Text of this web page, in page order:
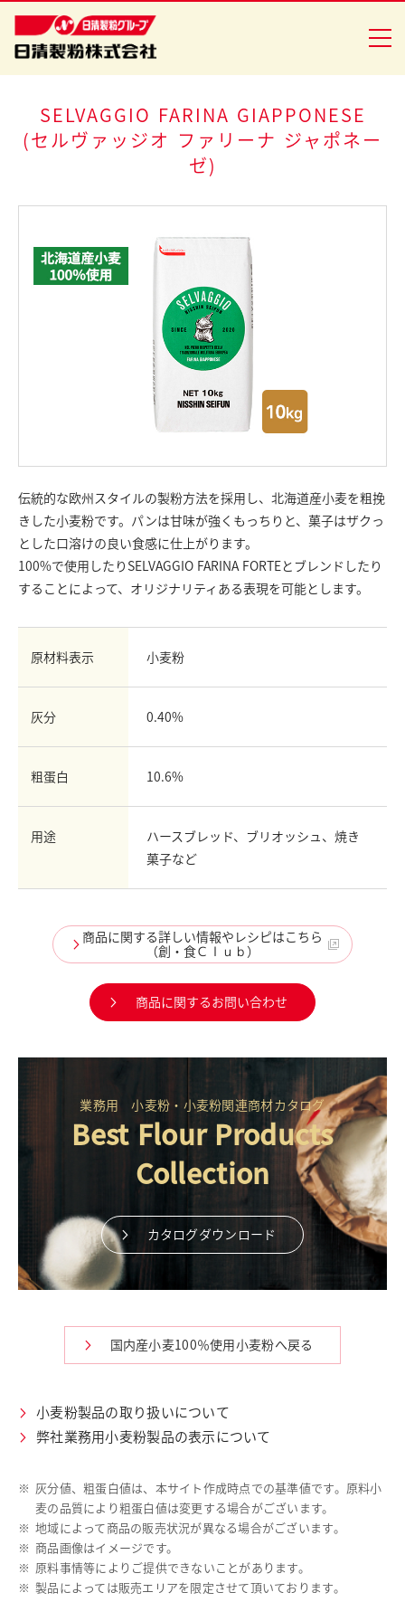
商品情報
安全・安心への取り組み
SELVAGGIO FARINA GIAPPONESE
(セルヴァッジオ ファリーナ ジャポネー
ゼ)
伝統的な欧州スタイルの製粉方法を採用し、北海道産小麦を粗挽
きした小麦粉です。パンは甘味が強くもっちりと、菓子はザクっ
とした口溶けの良い食感に仕上がります。
100%で使用したりSELVAGGIO FARINA FORTEとブレンドしたり
することによって、オリジナリティある表現を可能とします。
原材料表示 小麦粉
灰分 0.40%
粗蛋白 10.6%
用途
ハースブレッド、ブリオッシュ、焼き
菓子など
商品に関する詳しい情報やレシピはこちら
（創・食Ｃｌｕｂ）
商品に関するお問い合わせ
業務用 小麦粉・小麦粉関連商材カタログ
Best Flour Products
Collection
カタログダウンロード
国内産小麦100％使用小麦粉へ戻る
小麦粉製品の取り扱いについて
弊社業務用小麦粉製品の表示について
※ 灰分値、粗蛋白値は、本サイト作成時点での基準値です。原料小
麦の品質により粗蛋白値は変更する場合がございます。
※ 地域によって商品の販売状況が異なる場合がございます。
※ 商品画像はイメージです。
※ 原料事情等によりご提供できないことがあります。
※ 製品によっては販売エリアを限定させて頂いております。